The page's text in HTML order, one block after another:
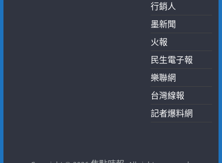
行銷人
墨新聞
火報
民生電子報
樂聯網
台灣線報
記者爆料網